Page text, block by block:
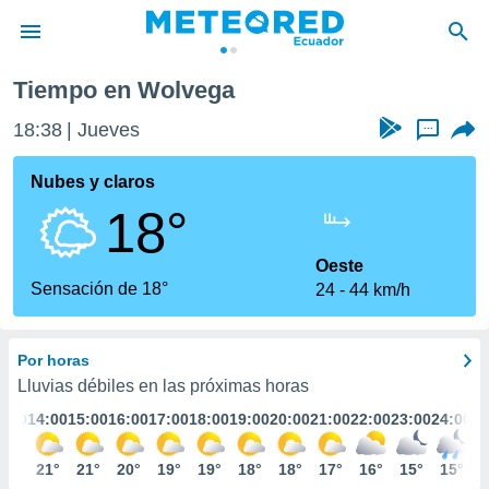
de
ha
calidad.
a este
las
y
digital
basada
Tiempo en Wolvega
18:38 Jueves ...
Nubes y claros
18°
Sensación de 18°
Oeste
24
44 km/h
Por horas
Lluvias débiles en las próximas horas
14:00
21°
15:00
21°
16:00
20°
17:00
19°
18:00
19°
19:00
18°
20:00
18°
21:00
17°
22:00
16°
23:00
15°
24:00
15°